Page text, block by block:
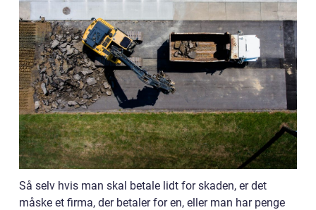
Så selv hvis man skal betale lidt for skaden, er det
måske et firma, der betaler for en, eller man har penge